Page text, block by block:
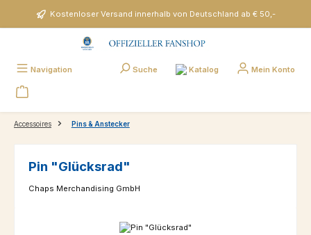
Zum Hauptinhalt springenKostenloser Versand innerhalb von Deutschland ab € 50,-
Navigation Suche Katalog Mein Konto
Accessoires Pins & Anstecker
Pin "Glücksrad"
Chaps Merchandising GmbH
Bildergalerie überspringen